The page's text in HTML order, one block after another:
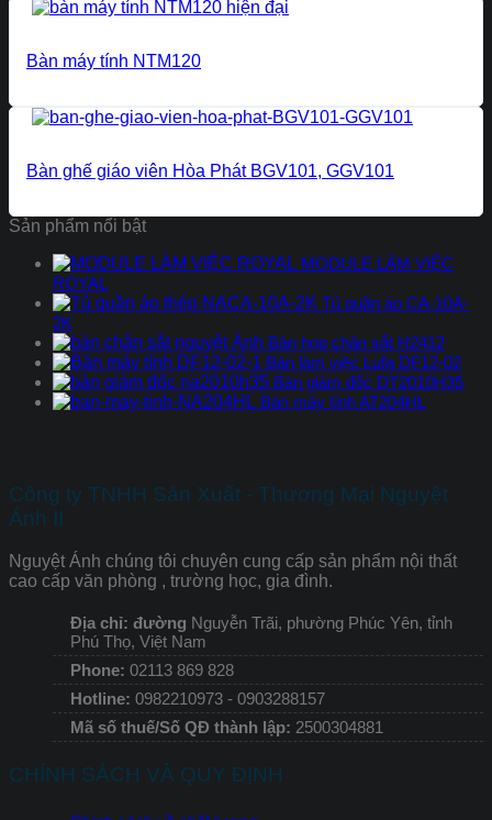
Bàn máy tính NTM120
Bàn ghế giáo viên Hòa Phát BGV101, GGV101
Sản phẩm nổi bật
MODULE LÀM VIỆC
ROYAL
Tủ quần áo CA-10A-
2K
Bàn họp chân sắt H2412
Bàn làm việc Lufa DF12-02
Bàn giám đốc DT2010H35
Bàn máy tính AT204HL
Công ty TNHH Sản Xuất - Thương Mại Nguyệt
Ánh II
Nguyệt Ánh chúng tôi chuyên cung cấp sản phẩm nội thất
cao cấp văn phòng , trường học, gia đình.
Địa chỉ: đường Nguyễn Trãi, phường Phúc Yên, tỉnh
Phú Thọ, Việt Nam
Phone: 02113 869 828
Hotline: 0982210973 - 0903288157
Mã số thuế/Số QĐ thành lập: 2500304881
CHÍNH SÁCH VÀ QUY ĐỊNH